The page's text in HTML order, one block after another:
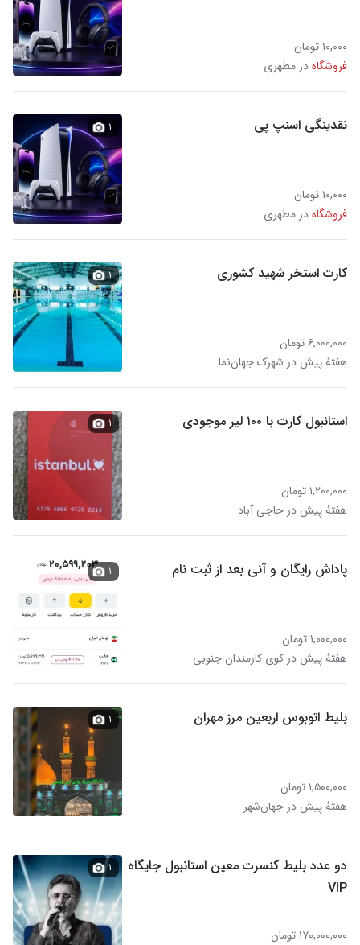
۱۰,۰۰۰ تومان
فروشگاهدر مطهری
نقدینگی اسنپ ‌پی
۱۰,۰۰۰ تومان
فروشگاهدر مطهری
۱
کارت استخر شهید کشوری
۶,۰۰۰,۰۰۰ تومان
هفتهٔ پیش در شهرک جهان‌نما
۱
استانبول کارت با ۱۰۰ لیر موجودی
۱,۲۰۰,۰۰۰ تومان
هفتهٔ پیش در حاجی آباد
۱
پاداش رایگان و آنی بعد از ثبت نام
۱,۰۰۰,۰۰۰ تومان
هفتهٔ پیش در کوی کارمندان جنوبی
۱
بلیط اتوبوس اربعین مرز مهران
۱,۵۰۰,۰۰۰ تومان
هفتهٔ پیش در جهان‌شهر
۱
دو عدد بلیط کنسرت معین استانبول جایگاه
VIP
۱۷۰,۰۰۰,۰۰۰ تومان
۱